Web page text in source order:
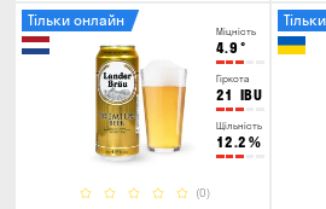
Міцність
4.9 °
Гіркота
21 IBU
Щільність
12.2 %
(0)
Тільки онлайн